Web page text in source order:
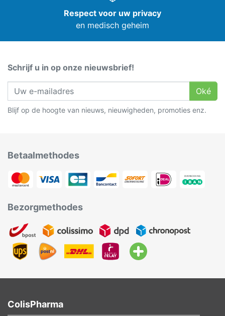
Respect voor uw privacy
en medisch geheim
Schrijf u in op onze nieuwsbrief!
Oké
Blijf op de hoogte van nieuws, nieuwigheden, promoties enz.
Betaalmethodes
Bezorgmethodes
ColisPharma